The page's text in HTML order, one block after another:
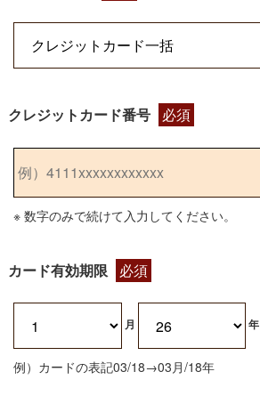
クレジットカード番号 必須
※ 数字のみで続けて入力してください。
カード有効期限 必須
月 年
例）カードの表記03/18→03月/18年